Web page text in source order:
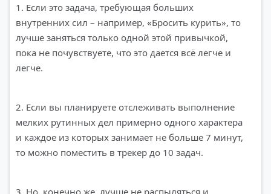
1. Если это задача, требующая больших
внутренних сил – например, «Бросить курить», то
лучше заняться только одной этой привычкой,
пока не почувствуете, что это дается всё легче и
легче.
2. Если вы планируете отслеживать выполнение
мелких рутинных дел примерно одного характера
и каждое из которых занимает не больше 7 минут,
то можно поместить в трекер до 10 задач.
3. Но, конечно же, лучше не распыляться и